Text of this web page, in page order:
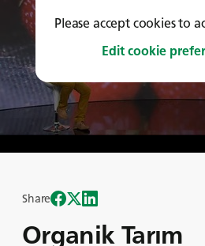
Please accept cookies to
Edit cookie
Organik Tarım
Share